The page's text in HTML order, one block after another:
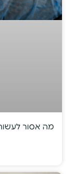
מה אסור